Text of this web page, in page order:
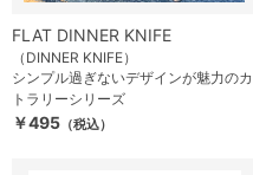
FLAT DINNER KNIFE
（DINNER KNIFE）
シンプル過ぎないデザインが魅力のカ
トラリーシリーズ
￥495 （税込）